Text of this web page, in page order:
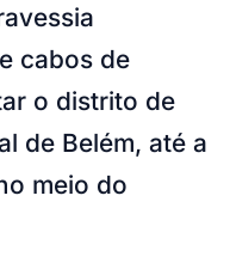
cabos de
o distrito de
de Belém, até a
meio do